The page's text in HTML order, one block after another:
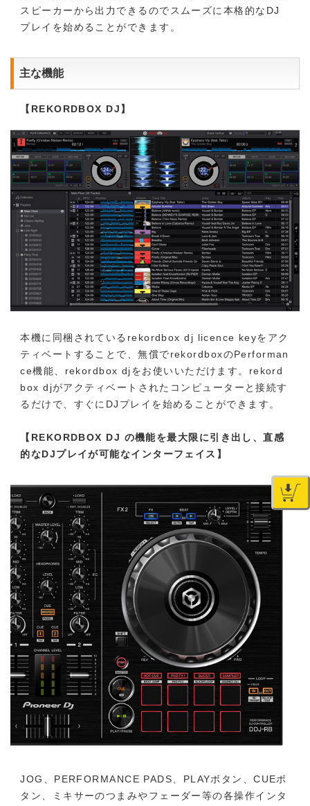
スピーカーから出力できるのでスムーズに本格的なDJ
プレイを始めることができます。
主な機能
【REKORDBOX DJ】
本機に同梱されているrekordbox dj licence keyをアク
ティベートすることで、無償でrekordboxのPerforman
ce機能、rekordbox djをお使いいただけます。rekord
box djがアクティベートされたコンピューターと接続す
るだけで、すぐにDJプレイを始めることができます。
【REKORDBOX DJ の機能を最大限に引き出し、直感
的なDJプレイが可能なインターフェイス】
JOG、PERFORMANCE PADS、PLAYボタン、CUEボ
タン、ミキサーのつまみやフェーダー等の各操作インタ